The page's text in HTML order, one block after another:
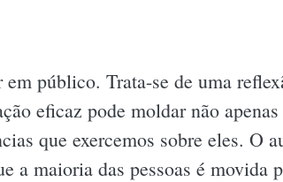
público. Trata-se de uma
eficaz pode moldar não apenas
que exercemos sobre eles. O
a maioria das pessoas é movida